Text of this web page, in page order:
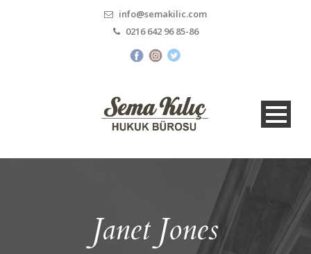
info@semakilic.com
0216 642 96 85-86
Janet Jones